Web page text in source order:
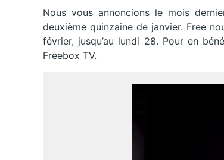
Nous vous annoncions le mois
deuxième quinzaine de janvier. Free
février, jusqu’au lundi 28. Pour en
Freebox TV.